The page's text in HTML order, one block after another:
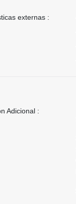
externas :
Adicional :